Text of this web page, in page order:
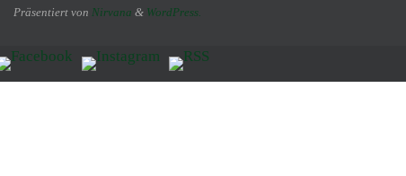
Präsentiert von Nirvana & WordPress.